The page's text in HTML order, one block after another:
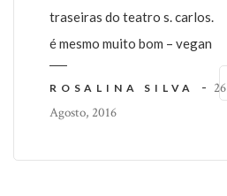
traseiras do teatro s. carlos.
é mesmo muito bom – vegan
ROSALINA SILVA - 26
Agosto, 2016